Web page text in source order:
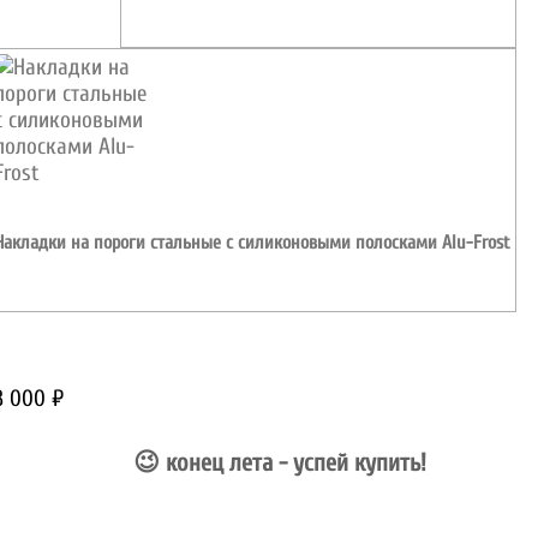
3 891
на пороги стальные с силиконовыми полосками Alu-Frost
000 ₽
😉 конец лета - успей купить!